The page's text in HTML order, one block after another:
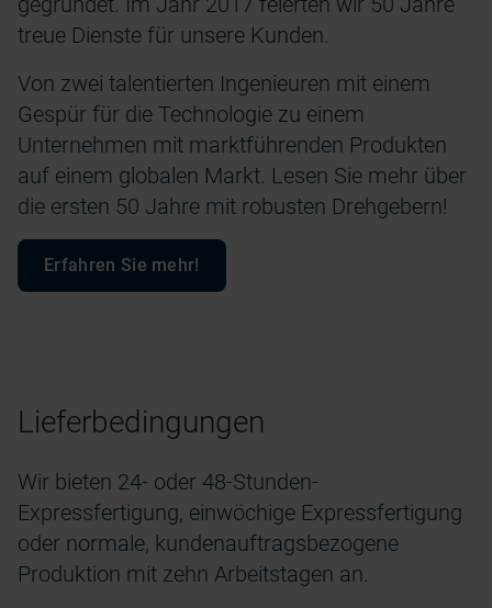
treue Dienste für unsere Kunden.
Von zwei talentierten Ingenieuren mit einem
Gespür für die Technologie zu einem
Unternehmen mit marktführenden Produkten
auf einem globalen Markt. Lesen Sie mehr über
die ersten 50 Jahre mit robusten Drehgebern!
Erfahren Sie mehr!
Lieferbedingungen
Wir bieten 24- oder 48-Stunden-
Expressfertigung, einwöchige Expressfertigung
oder normale, kundenauftragsbezogene
Produktion mit zehn Arbeitstagen an.